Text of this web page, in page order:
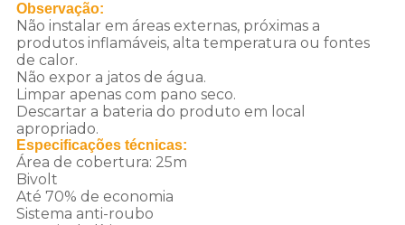
Observação:
Não instalar em áreas externas, próximas a
produtos inflamáveis, alta temperatura ou fontes
de calor.
Não expor a jatos de água.
Limpar apenas com pano seco.
Descartar a bateria do produto em local
apropriado.
Especificações técnicas:
Área de cobertura: 25m
Bivolt
Até 70% de economia
Sistema anti-roubo